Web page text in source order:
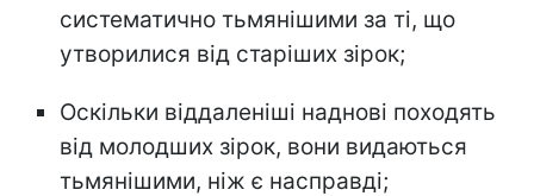
систематично тьмянішими за ті, що
утворилися від старіших зірок;
Оскільки віддаленіші наднові походять
від молодших зірок, вони видаються
тьмянішими, ніж є насправді;